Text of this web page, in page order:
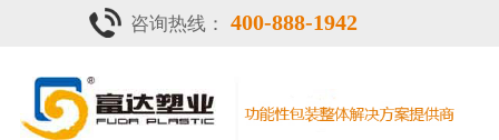
 首页
咨询热线： 400-888-1942